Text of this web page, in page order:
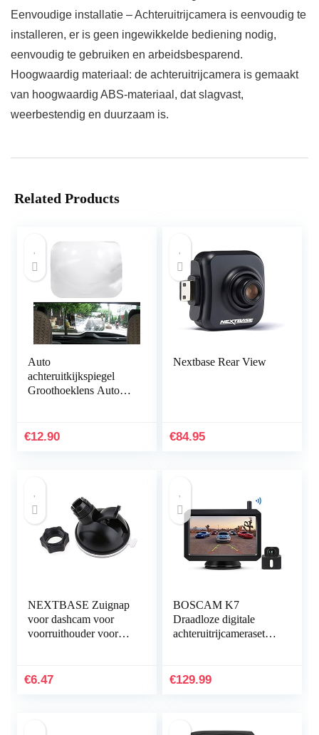
Eenvoudige installatie – Achteruitrijcamera is eenvoudig te
installeren, er is geen ingewikkelde bediening nodig,
eenvoudig te gebruiken en arbeidsbesparend.
Hoogwaardig materiaal: de achteruitrijcamera is gemaakt
van hoogwaardig ABS-materiaal, dat slagvast,
weerbestendig en duurzaam is.
Related Products
Auto
achteruitkijkspiegel
Groothoeklens Auto
Achteruitrijden Parking
€12.90
Nextbase Rear View
€84.95
NEXTBASE Zuignap
voor dashcam voor
voorruithouder voor
€6.47
BOSCAM K7
Draadloze digitale
achteruitrijcameraset
LCD-monitor,
€129.99